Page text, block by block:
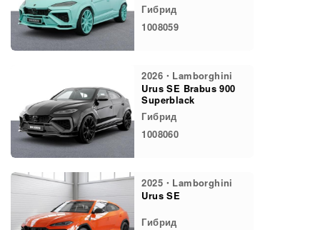
Гибрид
1008059
2026・Lamborghini
Urus SE Brabus 900
Superblack
Гибрид
1008060
2025・Lamborghini
Urus SE
Гибрид